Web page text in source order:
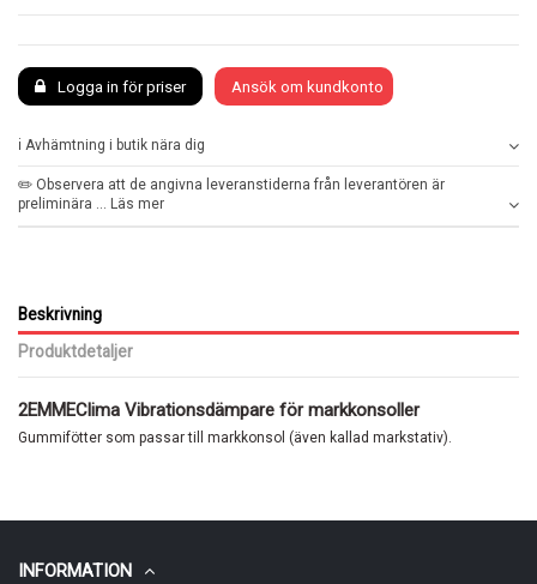
Logga in för priser Ansök om kundkonto
ℹ️ Avhämtning i butik nära dig
✏️ Observera att de angivna leveranstiderna från leverantören är
preliminära ... Läs mer
Beskrivning
Produktdetaljer
2EMMEClima Vibrationsdämpare för markkonsoller
Gummifötter som passar till markkonsol (även kallad markstativ).
INFORMATION